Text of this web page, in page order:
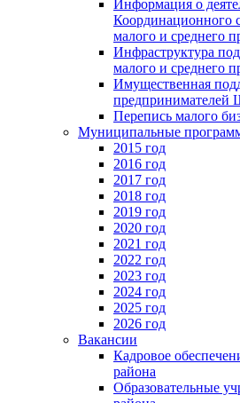
Информация о
Координационного
малого и среднего
Инфраструктура
малого и среднего
Имущественная
предпринимателей
Перепись малого
Муниципальные
2015 год
2016 год
2017 год
2018 год
2019 год
2020 год
2021 год
2022 год
2023 год
2024 год
2025 год
2026 год
Вакансии
Кадровое
района
Образовательные